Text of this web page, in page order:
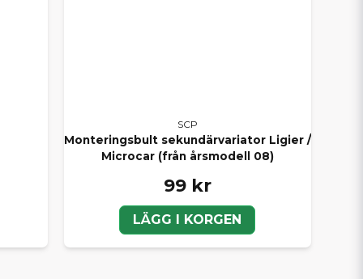
du lita på att du hittar rätt delar hos oss. Med
SCP
Monteringsbult sekundärvariator Ligier /
Microcar (från årsmodell 08)
99 kr
LÄGG I KORGEN